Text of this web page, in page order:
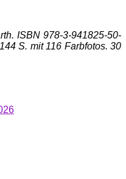
ISBN 978-3-941825-50-
S. mit 116 Farbfotos. 30